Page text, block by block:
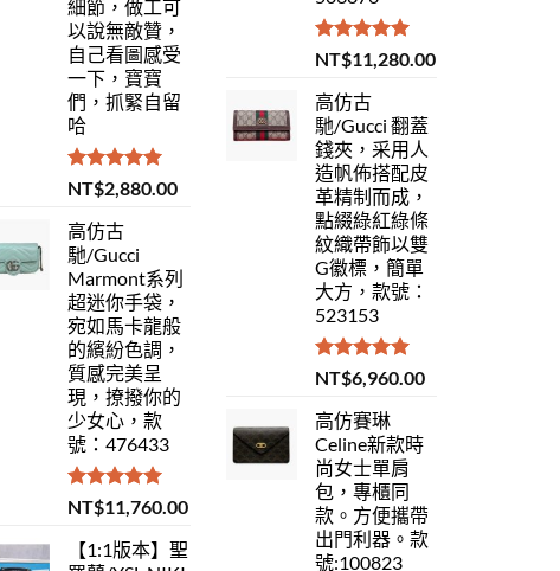
細節，做工可
以說無敵贊，
自己看圖感受
一下，寶寶
們，抓緊自留
哈
評分 5.00
滿分 5
NT$2,880.00
高仿古
馳/Gucci
Marmont系列
超迷你手袋，
宛如馬卡龍般
的繽紛色調，
質感完美呈
現，撩撥你的
少女心，款
號：476433
評分5.00
滿分 5
NT$11,760.00
【1:1版本】聖
評分5.00
滿分 5
NT$11,280.00
高仿古
馳/Gucci 翻蓋
錢夾，采用人
造帆佈搭配皮
革精制而成，
點綴綠紅綠條
紋織帶飾以雙
G徽標，簡單
大方，款號：
523153
評分5.00
滿分 5
NT$6,960.00
高仿賽琳
Celine新款時
尚女士單肩
包，專櫃同
款。方便攜帶
出門利器。款
號:100823